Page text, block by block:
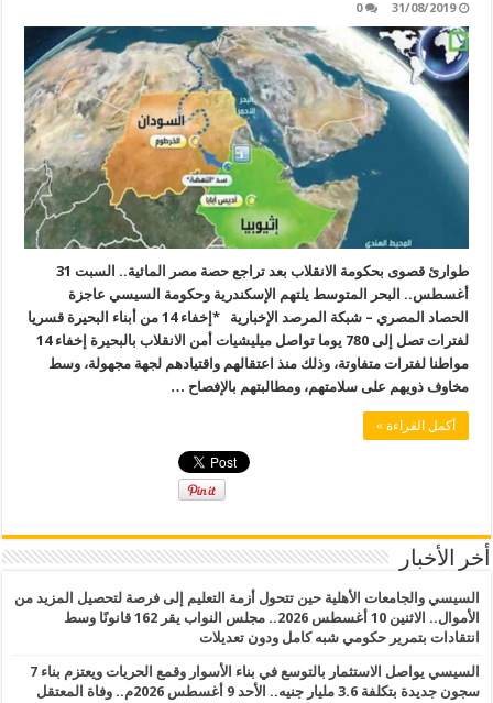
31/08/2019
0
طوارئ قصوى بحكومة الانقلاب بعد تراجع حصة مصر المائية.. السبت 31
أغسطس.. البحر المتوسط يلتهم الإسكندرية وحكومة السيسي عاجزة
الحصاد المصري – شبكة المرصد الإخبارية *إخفاء 14 من أبناء البحيرة قسريا
لفترات تصل إلى 780 يوما تواصل ميليشيات أمن الانقلاب بالبحيرة إخفاء 14
مواطنا لفترات متفاوتة، وذلك منذ اعتقالهم واقتيادهم لجهة مجهولة، وسط
مخاوف ذويهم على سلامتهم، ومطالبتهم بالإفصاح …
أكمل القراءة »
أخر الأخبار
السيسي والجامعات الأهلية حين تتحول أزمة التعليم إلى فرصة لتحصيل المزيد من
الأموال.. الاثنين 10 أغسطس 2026.. مجلس النواب يقر 162 قانونًا وسط
انتقادات بتمرير حكومي شبه كامل ودون تعديلات
السيسي يواصل الاستثمار بالتوسع في بناء الأسوار وقمع الحريات ويعتزم بناء 7
سجون جديدة بتكلفة 3.6 مليار جنيه.. الأحد 9 أغسطس 2026م.. وفاة المعتقل